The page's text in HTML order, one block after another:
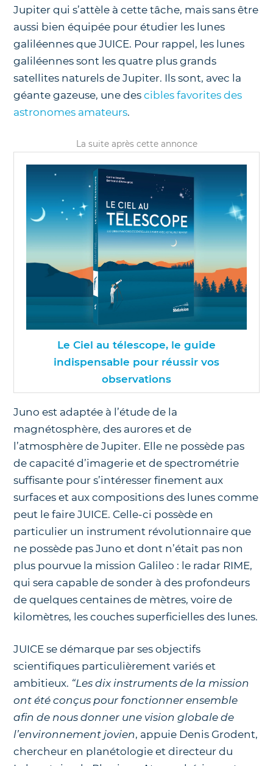
Jupiter qui s’attèle à cette tâche, mais sans être
aussi bien équipée pour étudier les lunes
galiléennes que JUICE. Pour rappel, les lunes
galiléennes sont les quatre plus grands
satellites naturels de Jupiter. Ils sont, avec la
géante gazeuse, une descibles favorites des
astronomes amateurs.
La suite après cette annonce
Le Ciel au télescope, le guide
indispensable pour réussir vos
observations
Juno est adaptée à l’étude de la
magnétosphère, des aurores et de
l’atmosphère de Jupiter. Elle ne possède pas
de capacité d’imagerie et de spectrométrie
suffisante pour s’intéresser finement aux
surfaces et aux compositions des lunes comme
peut le faire JUICE. Celle-ci possède en
particulier un instrument révolutionnaire que
ne possède pas Juno et dont n’était pas non
plus pourvue la mission Galileo : le radar RIME,
qui sera capable de sonder à des profondeurs
de quelques centaines de mètres, voire de
kilomètres, les couches superficielles des lunes.
JUICE se démarque par ses objectifs
scientifiques particulièrement variés et
ambitieux. “Les dix instruments de la mission
ont été conçus pour fonctionner ensemble
afin de nous donner une vision globale de
l’environnement jovien, appuie Denis Grodent,
chercheur en planétologie et directeur du